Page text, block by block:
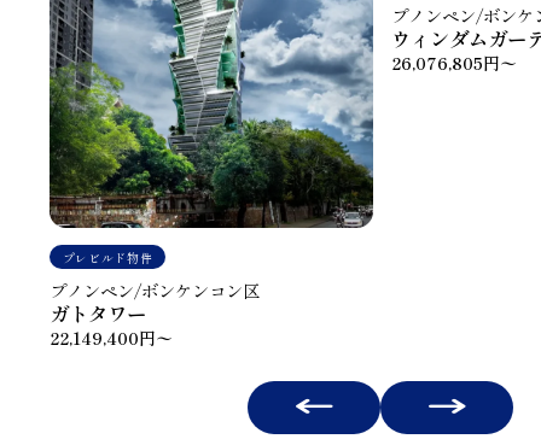
プレビルド物件
プノンペン/ボンケンコン区
ガトタワー
22,149,400円〜
プノンペン/ボンケ
ウィンダムガー
26,076,805円〜